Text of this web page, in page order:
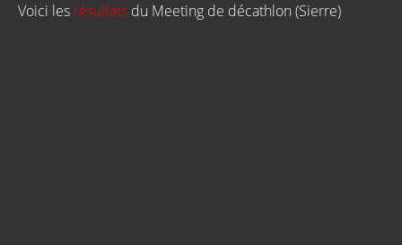
Voici les résultats du Meeting de décathlon (Sierre)